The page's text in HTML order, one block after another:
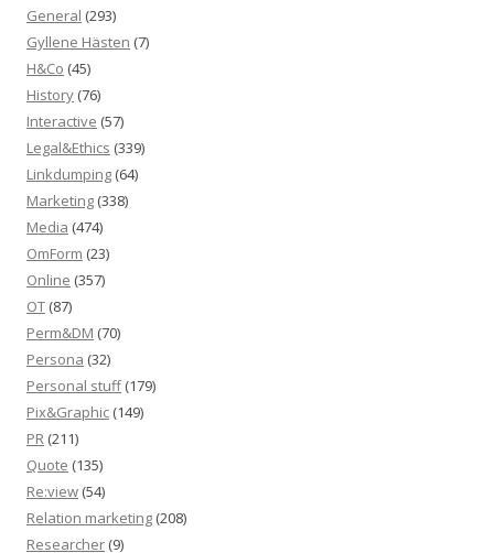
General (293)
Gyllene Hästen (7)
H&Co (45)
History (76)
Interactive (57)
Legal&Ethics (339)
Linkdumping (64)
Marketing (338)
Media (474)
OmForm (23)
Online (357)
OT (87)
Perm&DM (70)
Persona (32)
Personal stuff(179)
Pix&Graphic (149)
PR (211)
Quote (135)
Re:view (54)
Relation marketing (208)
Researcher (9)